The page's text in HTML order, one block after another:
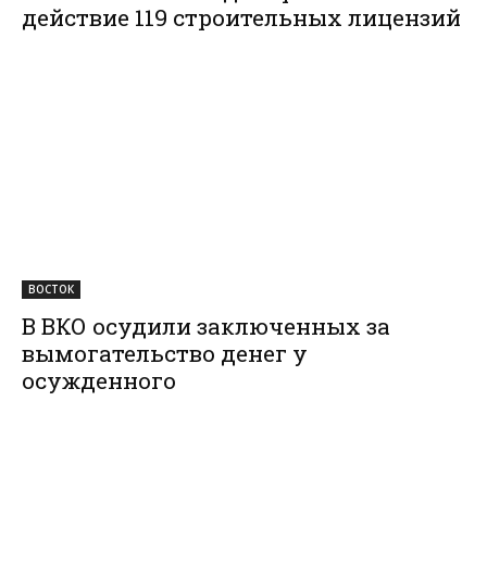
действие 119 строительных лицензий
ВОСТОК
В ВКО осудили заключенных за
вымогательство денег у
осужденного